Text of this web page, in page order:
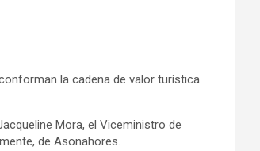
la cadena de valor turística
Mora, el Viceministro de
de Asonahores.